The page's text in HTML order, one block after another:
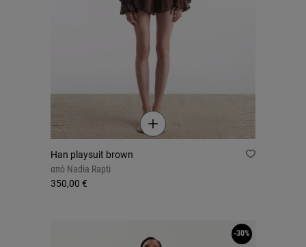
Han playsuit brown
από Nadia Rapti
350,00 €
-30%